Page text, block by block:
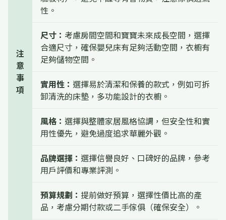
注
意
事
項
性。
尺寸： 考慮房間空間和寶寶未來成長空間，選擇
合適尺寸，確保嬰兒床有足夠活動空間，衣櫥有
足夠儲物空間。
實用性： 選擇易於清潔和保養的款式，例如可拆
卸清洗的床墊，多功能設計的衣櫥。
風格： 選擇與整體家居風格協調，但安全性和實
用性優先，避免過度追求華麗外觀。
品牌選擇： 選擇信譽良好、口碑好的品牌，參考
用戶評價和專業評測。
預算規劃： 提前做好預算，選擇性價比高的產
品，考慮分期付款或二手傢俱（確保安全）。